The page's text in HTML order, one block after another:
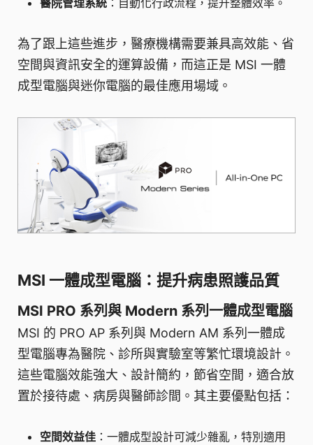
醫院管理系統 ：自動化行政流程，提升整體效率。
為了跟上這些進步，醫療機構需要兼具高效能、省
空間與資訊安全的運算設備，而這正是 MSI 一體
成型電腦與迷你電腦的最佳應用場域。
MSI 一體成型電腦：提升病患照護品質
MSI PRO 系列與 Modern 系列一體成型電腦
MSI 的 PRO AP 系列與 Modern AM 系列一體成
型電腦專為醫院、診所與實驗室等繁忙環境設計。
這些電腦效能強大、設計簡約，節省空間，適合放
置於接待處、病房與醫師診間。其主要優點包括：
空間效益佳 ：一體成型設計可減少雜亂，特別適用